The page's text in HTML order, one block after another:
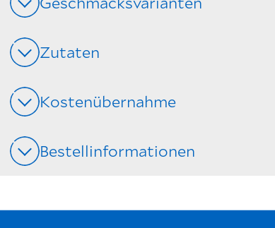
Zutaten
Kostenübernahme
Bestellinformationen